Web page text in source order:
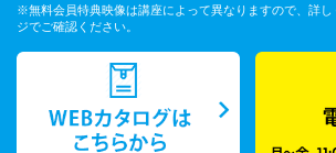
※無料会員特典映像は講座によって異なりますので、詳し
ジでご確認ください。